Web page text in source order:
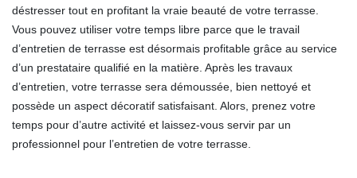
déstresser tout en profitant la vraie beauté de votre terrasse.
Vous pouvez utiliser votre temps libre parce que le travail
d’entretien de terrasse est désormais profitable grâce au service
d’un prestataire qualifié en la matière. Après les travaux
d’entretien, votre terrasse sera démoussée, bien nettoyé et
possède un aspect décoratif satisfaisant. Alors, prenez votre
temps pour d’autre activité et laissez-vous servir par un
professionnel pour l’entretien de votre terrasse.